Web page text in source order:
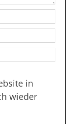
in
wieder